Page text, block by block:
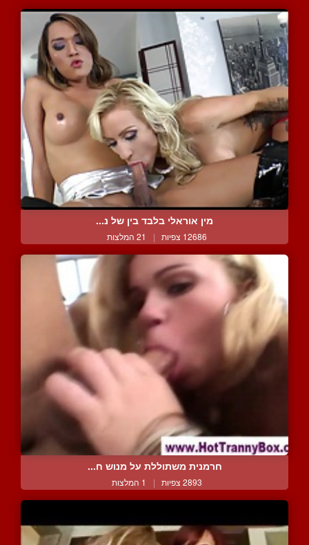
מין אוראלי בלבד בין של נ...
12686 צפיות | 21 המלצות
חרמנית משתוללת על מנוש ח...
2893 צפיות | 1 המלצות